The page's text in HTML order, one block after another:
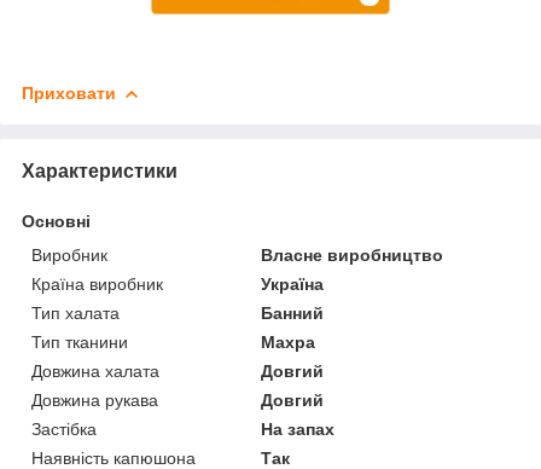
Приховати
Характеристики
Основні
Виробник
Власне виробництво
Країна виробник
Україна
Тип халата
Банний
Тип тканини
Махра
Довжина халата
Довгий
Довжина рукава
Довгий
Застібка
На запах
Наявність капюшона
Так